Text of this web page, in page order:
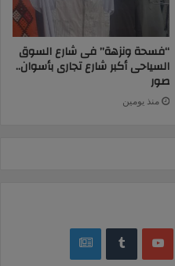
“فسحة ونزهة” فى شارع السوق
السياحى أكبر شارع تجارى بأسوان..
صور
منذ يومين
YouTube
‏Tumblr
google